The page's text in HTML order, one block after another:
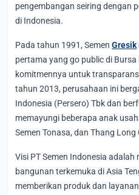
pengembangan seiring dengan
di Indonesia.
Pada tahun 1991, Semen Gresik
pertama yang go public di
komitmennya untuk
tahun 2013, perusahaan ini
Indonesia (Persero) Tbk dan
memayungi beberapa anak
Semen Tonasa, dan Thang
Visi PT Semen Indonesia
bangunan terkemuka di Asia
memberikan produk dan